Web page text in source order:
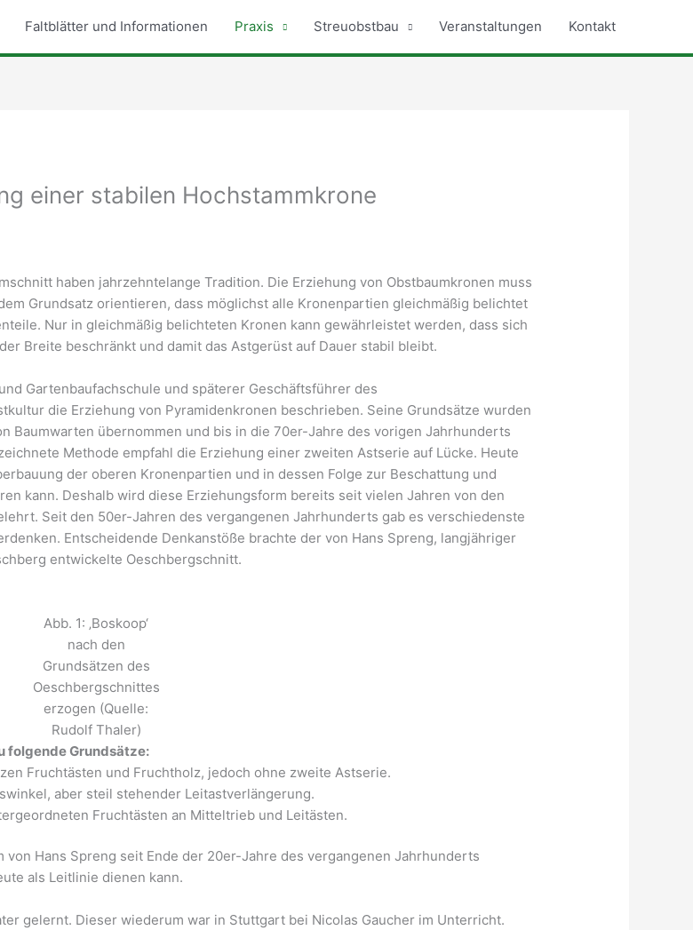
Faltblätter und Informationen Praxis Streuobstbau Veranstaltungen Kontakt
einer stabilen Hochstammkrone
haben jahrzehntelange Tradition. Die Erziehung von Obstbaumkronen muss
Grundsatz orientieren, dass möglichst alle Kronenpartien gleichmäßig belichtet
Nur in gleichmäßig belichteten Kronen kann gewährleistet werden, dass sich
Breite beschränkt und damit das Astgerüst auf Dauer stabil bleibt.
Gartenbaufachschule und späterer Geschäftsführer des
die Erziehung von Pyramidenkronen beschrieben. Seine Grundsätze wurden
Baumwarten übernommen und bis in die 70er-Jahre des vorigen Jahrhunderts
Methode empfahl die Erziehung einer zweiten Astserie auf Lücke. Heute
der oberen Kronenpartien und in dessen Folge zur Beschattung und
kann. Deshalb wird diese Erziehungsform bereits seit vielen Jahren von den
Seit den 50er-Jahren des vergangenen Jahrhunderts gab es verschiedenste
Entscheidende Denkanstöße brachte der von Hans Spreng, langjähriger
entwickelte Oeschbergschnitt.
Abb. 1: ‚Boskoop‘
nach den
Grundsätzen des
Oeschbergschnittes
erzogen (Quelle:
Rudolf Thaler)
folgende Grundsätze:
Fruchtästen und Fruchtholz, jedoch ohne zweite Astserie.
aber steil stehender Leitastverlängerung.
Fruchtästen an Mitteltrieb und Leitästen.
Hans Spreng seit Ende der 20er-Jahre des vergangenen Jahrhunderts
als Leitlinie dienen kann.
gelernt. Dieser wiederum war in Stuttgart bei Nicolas Gaucher im Unterricht.